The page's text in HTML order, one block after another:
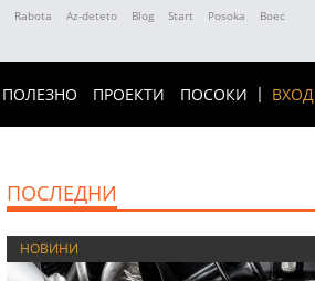
Rabota Az-deteto Blog Start Posoka
Boec
ВХОД
ПОЛЕЗНО ПРОЕКТИ ПОСОКИ
ПОСЛЕДНИ
НОВИНИ